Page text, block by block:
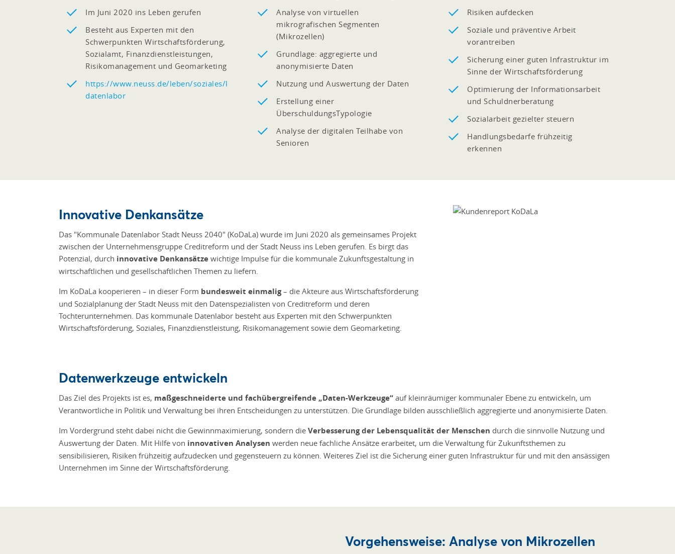
Im Juni 2020 ins Leben gerufen
Besteht aus Experten mit den
Schwerpunkten Wirtschaftsförderung,
Sozialamt, Finanzdienstleistungen,
Risikomanagement und Geomarketing
https://www.neuss.de/leben/soziales/kommunales-
datenlabor
Analyse von virtuellen
mikrografischen Segmenten
(Mikrozellen)
Grundlage: aggregierte und
anonymisierte Daten
Nutzung und Auswertung der Daten
Erstellung einer
ÜberschuldungsTypologie
Analyse der digitalen Teilhabe von
Senioren
Risiken aufdecken
Soziale und präventive Arbeit
vorantreiben
Sicherung einer guten Infrastruktur im
Sinne der Wirtschaftsförderung
Optimierung der Informationsarbeit
und Schuldnerberatung
Sozialarbeit gezielter steuern
Handlungsbedarfe frühzeitig
erkennen
Innovative Denkansätze
Das "Kommunale Datenlabor Stadt Neuss 2040" (KoDaLa) wurde im Juni 2020 als gemeinsames Projekt
zwischen der Unternehmensgruppe Creditreform und der Stadt Neuss ins Leben gerufen. Es birgt das
Potenzial, durch innovative Denkansätze wichtige Impulse für die kommunale Zukunftsgestaltung in
wirtschaftlichen und gesellschaftlichen Themen zu liefern.
Im KoDaLa kooperieren – in dieser Form bundesweit einmalig– die Akteure aus Wirtschaftsförderung
und Sozialplanung der Stadt Neuss mit den Datenspezialisten von Creditreform und deren
Tochterunternehmen. Das kommunale Datenlabor besteht aus Experten mit den Schwerpunkten
Wirtschaftsförderung, Soziales, Finanzdienstleistung, Risikomanagement sowie dem Geomarketing.
Datenwerkzeuge entwickeln
Das Ziel des Projekts ist es, maßgeschneiderte und fachübergreifende „Daten-Werkzeuge“ auf kleinräumiger kommunaler Ebene zu entwickeln, um
Verantwortliche in Politik und Verwaltung bei ihren Entscheidungen zu unterstützen. Die Grundlage bilden ausschließlich aggregierte und anonymisierte Daten.
Im Vordergrund steht dabei nicht die Gewinnmaximierung, sondern die Verbesserung der Lebensqualität der Menschen durch die sinnvolle Nutzung und
Auswertung der Daten. Mit Hilfe von innovativen Analysen werden neue fachliche Ansätze erarbeitet, um die Verwaltung für Zukunftsthemen zu
sensibilisieren, Risiken frühzeitig aufzudecken und gegensteuern zu können. Weiteres Ziel ist die Sicherung einer guten Infrastruktur für und mit den ansässigen
Unternehmen im Sinne der Wirtschaftsförderung.
Vorgehensweise: Analyse von Mikrozellen